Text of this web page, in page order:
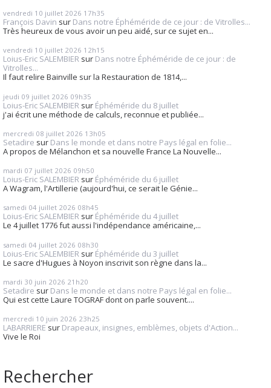
vendredi 10 juillet 2026 17h35
François Davin sur Dans notre Éphéméride de ce jour : de Vitrolles...
Très heureux de vous avoir un peu aidé, sur ce sujet en...
vendredi 10 juillet 2026 12h15
Loius-Eric SALEMBIER sur Dans notre Éphéméride de ce jour : de
Vitrolles...
Il faut relire Bainville sur la Restauration de 1814,...
jeudi 09 juillet 2026 09h35
Loius-Eric SALEMBIER sur Éphéméride du 8 juillet
j'ai écrit une méthode de calculs, reconnue et publiée...
mercredi 08 juillet 2026 13h05
Setadire sur Dans le monde et dans notre Pays légal en folie...
A propos de Mélanchon et sa nouvelle France La Nouvelle...
mardi 07 juillet 2026 09h50
Loius-Eric SALEMBIER sur Éphéméride du 6 juillet
A Wagram, l'Artillerie (aujourd'hui, ce serait le Génie...
samedi 04 juillet 2026 08h45
Loius-Eric SALEMBIER sur Éphéméride du 4 juillet
Le 4 juillet 1776 fut aussi l'indépendance américaine,...
samedi 04 juillet 2026 08h30
Loius-Eric SALEMBIER sur Éphéméride du 3 juillet
Le sacre d'Hugues à Noyon inscrivit son règne dans la...
mardi 30 juin 2026 21h20
Setadire sur Dans le monde et dans notre Pays légal en folie...
Qui est cette Laure TOGRAF dont on parle souvent....
mercredi 10 juin 2026 23h25
LABARRIERE sur Drapeaux, insignes, emblèmes, objets d'Action...
Vive le Roi
Rechercher